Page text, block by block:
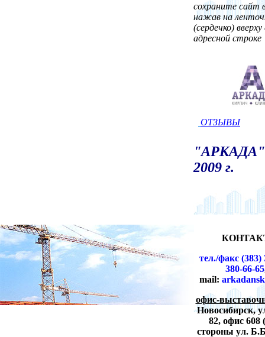
сохраните сайт
нажав на
(сердечко)
адресной строке
ОТЗЫВЫ
2009 г.
тел./факс (383)
380-66-65
mail:
офис-
Новосибирск,
82, офис 608 (
стороны ул.